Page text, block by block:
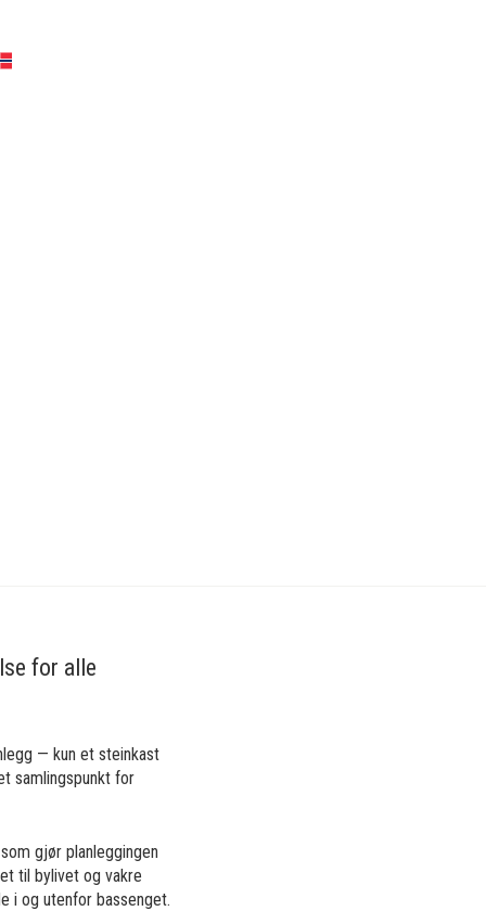
for alle
— kun et steinkast
samlingspunkt for
gjør planleggingen
til bylivet og vakre
i og utenfor bassenget.